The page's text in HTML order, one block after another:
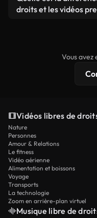
prêtes à l'emploi.
remixer nos vidéos.
droits et les vidéos
résolution 4K etVous avez
Vidéos libres de
Nature
Personnes
Amour & Relations
Le fitness
Vidéo aérienne
Alimentation et boissons
Voyage
Transports
La technologie
Zoom en arrière-plan virtuel
Musique libre de